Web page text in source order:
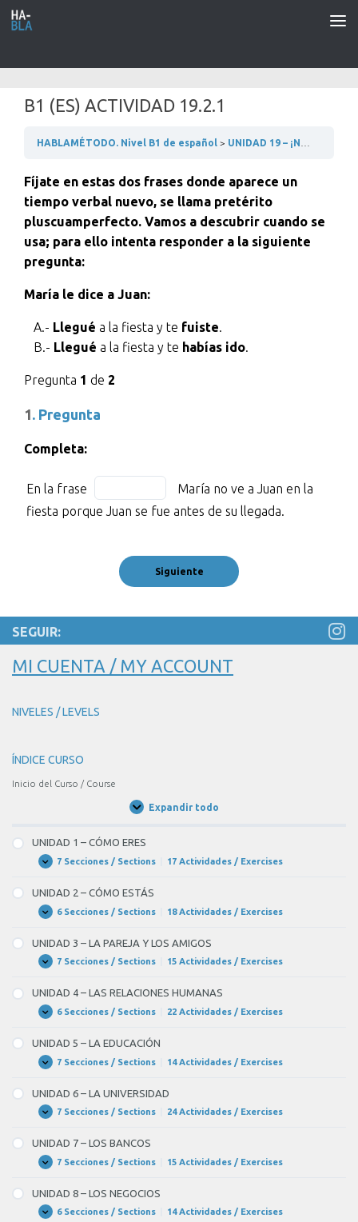
Saltar al contenido
B1 (ES) ACTIVIDAD 19.2.1
HABLAMÉTODO. Nivel B1 de español UNIDAD 19 – ¡NOS VAMOS DE COMPRAS!
Fíjate en estas dos frases donde aparece un
tiempo verbal nuevo, se llama pretérito
pluscuamperfecto. Vamos a descubrir cuando se
usa; para ello intenta responder a la siguiente
pregunta:
María le dice a Juan:
A.- Llegué a la fiesta y te fuiste.
B.- Llegué a la fiesta y te habías ido.
Pregunta 1 de 2
1. Pregunta
Completa:
En
la
no
ve
fiesta
porque
fue
antes
llegada.
En la frase Fill
in
María no ve a Juan en la
fiesta porque Juan se fue antes de su llegada.
SEGUIR:
MI CUENTA / MY ACCOUNT
NIVELES / LEVELS
ÍNDICE CURSO
Inicio del Curso / Course
Expandir todo
Unidades
UNIDAD 1 – CÓMO ERES
Expandir
UNIDAD
–
CÓMO
ERES
7 Secciones / Sections 17 Actividades / Exercises
UNIDAD 2 – CÓMO ESTÁS
Expandir
UNIDAD
–
CÓMO
ESTÁS
6 Secciones / Sections 18 Actividades / Exercises
UNIDAD 3 – LA PAREJA Y LOS AMIGOS
Expandir
UNIDAD
–
LA
PAREJA
Y
AMIGOS
7 Secciones / Sections 15 Actividades / Exercises
UNIDAD 4 – LAS RELACIONES HUMANAS
Expandir
UNIDAD
–
LAS
RELACIONES
HUMANAS
6 Secciones / Sections 22 Actividades / Exercises
UNIDAD 5 – LA EDUCACIÓN
Expandir
UNIDAD
–
LA
EDUCACIÓN
7 Secciones / Sections 14 Actividades / Exercises
UNIDAD 6 – LA UNIVERSIDAD
Expandir
UNIDAD
–
LA
UNIVERSIDAD
7 Secciones / Sections 24 Actividades / Exercises
UNIDAD 7 – LOS BANCOS
Expandir
UNIDAD
–
LOS
BANCOS
7 Secciones / Sections 15 Actividades / Exercises
UNIDAD 8 – LOS NEGOCIOS
Expandir
UNIDAD6 Secciones / Sections 14 Actividades / Exercises